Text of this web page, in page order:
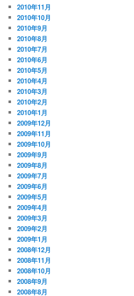
2010年11月
2010年10月
2010年9月
2010年8月
2010年7月
2010年6月
2010年5月
2010年4月
2010年3月
2010年2月
2010年1月
2009年12月
2009年11月
2009年10月
2009年9月
2009年8月
2009年7月
2009年6月
2009年5月
2009年4月
2009年3月
2009年2月
2009年1月
2008年12月
2008年11月
2008年10月
2008年9月
2008年8月